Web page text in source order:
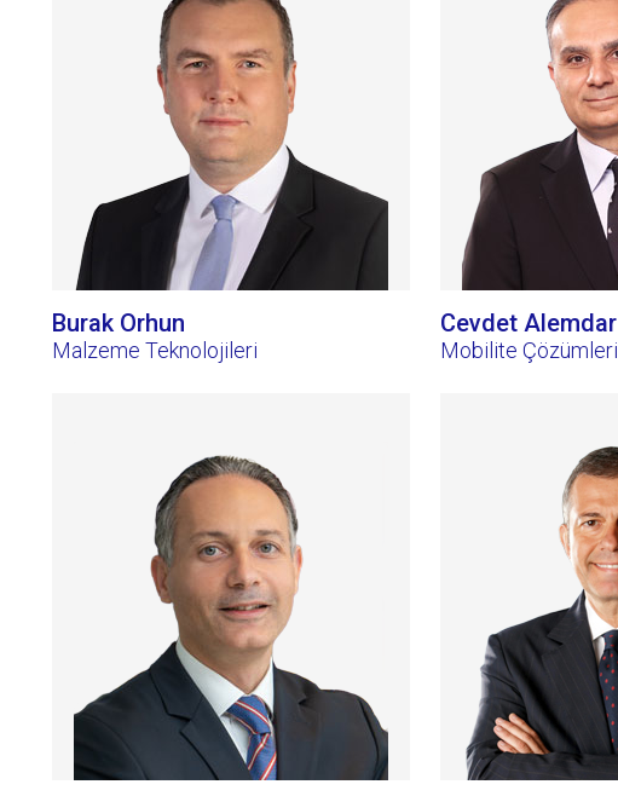
Burak Orhun
Malzeme Teknolojileri
Cevdet Alemdar
Mobilite Çözümleri